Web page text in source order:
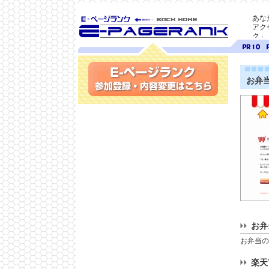
SEO対策に E-ページ
ランク
あな
アク
ク」
ランク
10
9
お弁
お
お弁当
楽
参加登録(無料)・内容変更